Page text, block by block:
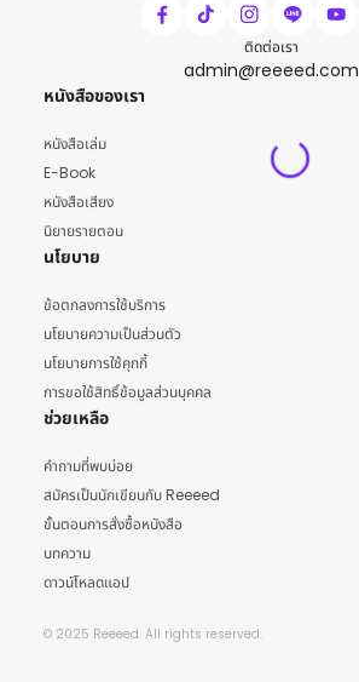
ติดต่อเรา
admin@reeeed.com
หนังสือของเรา
หนังสือเล่ม
E-Book
หนังสือเสียง
นิยายรายตอน
นโยบาย
ข้อตกลงการใช้บริการ
นโยบายความเป็นส่วนตัว
นโยบายการใช้คุกกี้
การขอใช้สิทธิ์ข้อมูลส่วนบุคคล
ช่วยเหลือ
คำถามที่พบบ่อย
สมัครเป็นนักเขียนกับ Reeeed
ขั้นตอนการสั่งซื้อหนังสือ
บทความ
ดาวน์โหลดแอป
© 2025 Reeeed. All rights reserved.